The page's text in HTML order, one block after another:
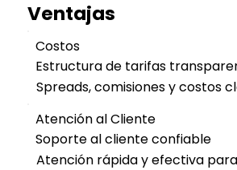
Ventajas
Costos
Estructura de tarifas
Spreads, comisiones y costos
Atención al Cliente
Soporte al cliente confiable
Atención rápida y efectiva